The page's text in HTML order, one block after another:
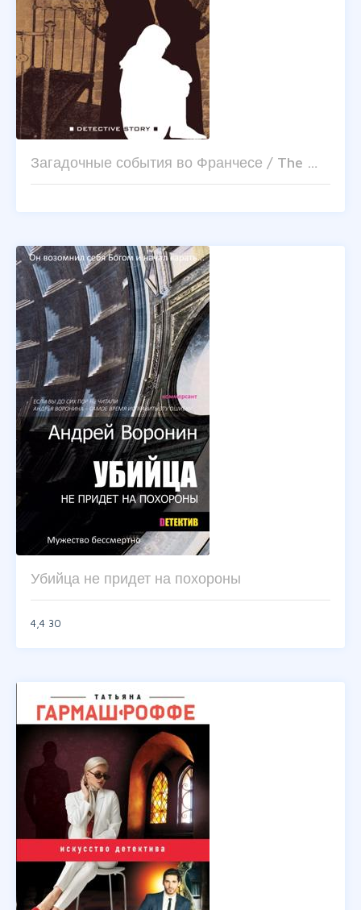
Загадочные события во Франчесе / The …
Убийца не придет на похороны
4,4 30